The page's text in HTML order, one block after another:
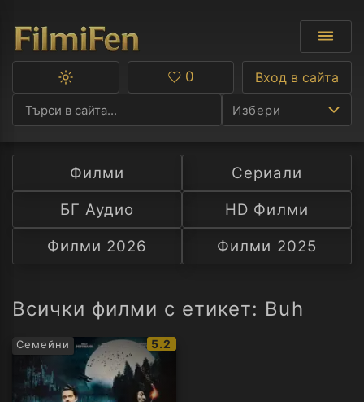
Избери
Ф
С
А
Превключване
тъмна
тема
Любими
0 Вход в сайта
Филми
Сериали
БГ Аудио
HD Филми
Филми 2026
Филми 2025
Всички филми с етикет: Buh
Семейни
IMDb
рейтинг:
5.2